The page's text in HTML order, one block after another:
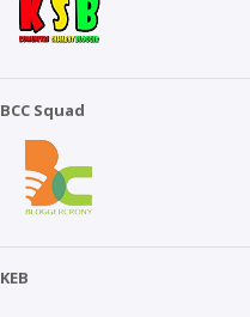
BCC Squad
KEB